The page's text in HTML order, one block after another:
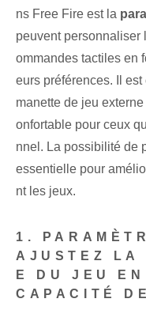
ns Free Fire est la
peuvent personnaliser
ommandes tactiles en
eurs préférences. Il
manette de jeu
onfortable pour ceux
nnel. La possibilité de
essentielle pour
nt les jeux.
1.
AJUSTEZ LA
E DU JEU
CAPACITÉ